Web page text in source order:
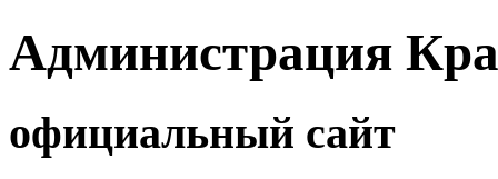
Администрация
официальный сайт